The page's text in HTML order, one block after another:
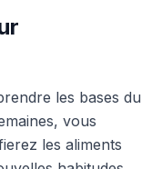
les bases du
vous
les aliments